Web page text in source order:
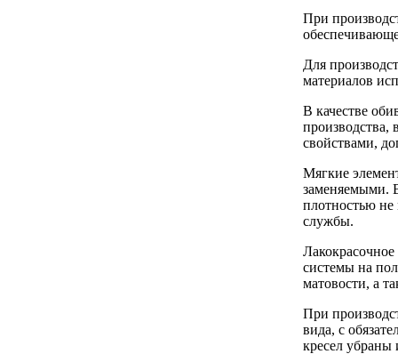
При
Для
материалов
В качестве
производства,
свойствами,
Мягкие
заменяемыми.
плотностью не
службы.
системы на
матовости, а
При
вида, с
кресел